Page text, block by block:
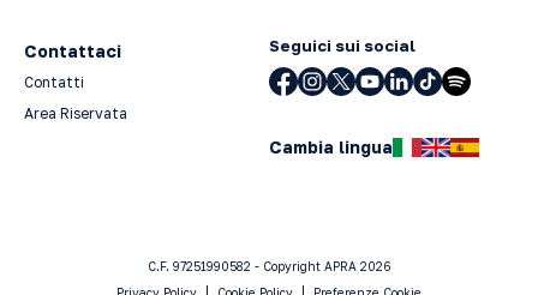
Contattaci
Contatti
Area Riservata
Seguici sui social
Cambia lingua
C.F. 97251990582 - Copyright APRA 2026